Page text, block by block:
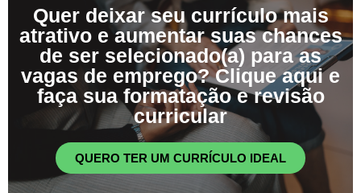
Quer deixar seu currículo mais
atrativo e aumentar suas chances
de ser selecionado(a) para as
vagas de emprego? Clique aqui e
faça sua formatação e revisão
curricular
QUERO TER UM CURRÍCULO IDEAL